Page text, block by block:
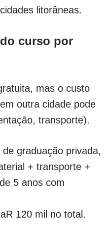
litorâneas.
curso por
mas o custo
outra cidade pode
transporte).
graduação privada,
+ transporte +
5 anos com
120 mil no total.